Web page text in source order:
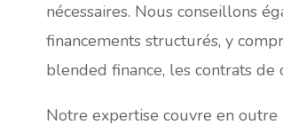
nécessaires. Nous conseillons
financements structurés, y
blended finance, les contrats de
Notre expertise couvre en